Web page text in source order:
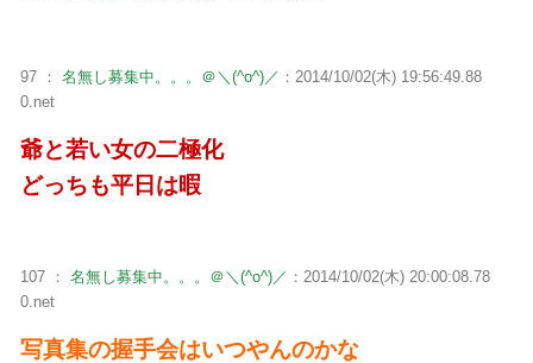
97 ： 名無し募集中。。。＠＼(^o^)／ ：2014/10/02(木) 19:56:49.88
0.net
爺と若い女の二極化
どっちも平日は暇
107 ： 名無し募集中。。。＠＼(^o^)／ ：2014/10/02(木) 20:00:08.78
0.net
写真集の握手会はいつやんのかな